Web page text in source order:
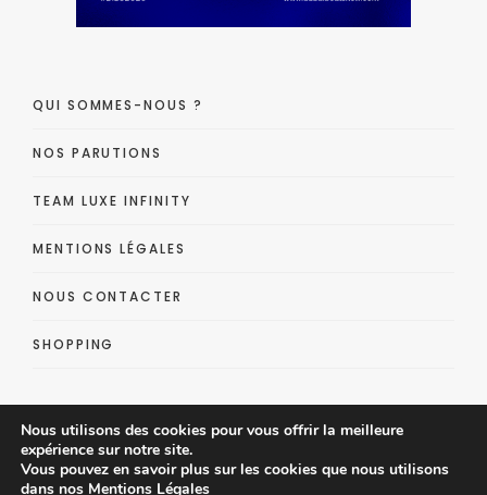
QUI SOMMES-NOUS ?
NOS PARUTIONS
TEAM LUXE INFINITY
MENTIONS LÉGALES
NOUS CONTACTER
SHOPPING
Nous utilisons des cookies pour vous offrir la meilleure
expérience sur notre site.
Vous pouvez en savoir plus sur les cookies que nous utilisons
dans nos Mentions Légales